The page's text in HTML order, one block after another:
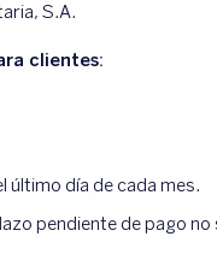
S.A.
clientes:
día de cada mes.
pendiente de pago no